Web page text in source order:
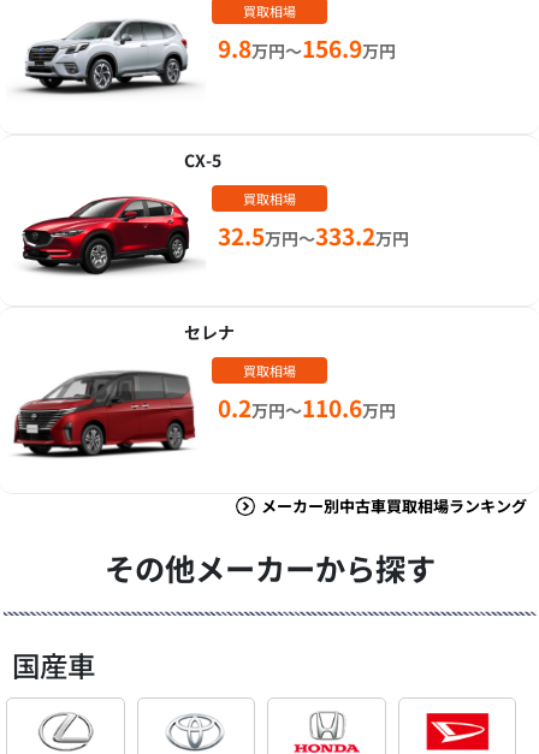
買取相場
9.8万円～156.9万円
CX-5
買取相場
32.5万円～333.2万円
セレナ
買取相場
0.2万円～110.6万円
メーカー別中古車買取相場ランキング
その他メーカーから探す
国産車